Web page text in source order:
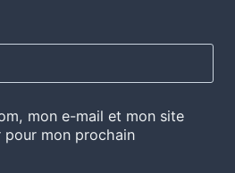
mon e-mail et mon site
pour mon prochain